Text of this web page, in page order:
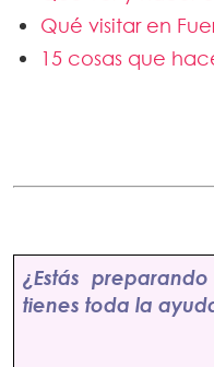
Qué visitar en
15 cosas que
¿Estás
tienes toda la